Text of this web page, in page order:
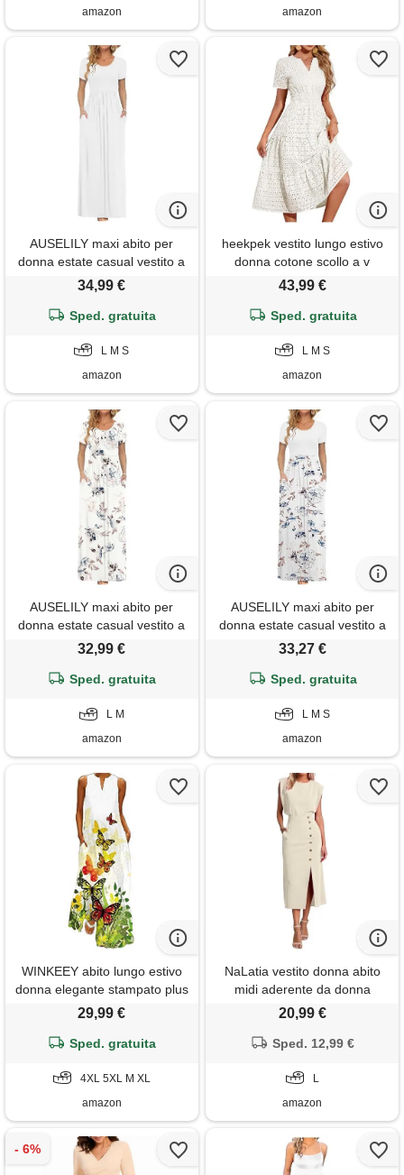
vacanza
amazon amazon
AUSELILY maxi abito per
donna estate casual vestito a
maniche corte per gonna
34,99 €
Sped. gratuita
L M S
amazon
heekpek vestito lungo estivo
donna cotone scollo a v
elegante abito vita alta a line
curvy con tasche, bianco, s
43,99 €
Sped. gratuita
L M S
amazon
AUSELILY maxi abito per
donna estate casual vestito a
maniche corte per gonna
32,99 €
Sped. gratuita
L M
amazon
AUSELILY maxi abito per
donna estate casual vestito a
maniche corte per gonna
bianco l
33,27 €
Sped. gratuita
L M S
amazon
WINKEEY abito lungo estivo
donna elegante stampato plus
size senza maniche con
29,99 €
Sped. gratuita
4XL 5XL M XL
amazon
NaLatia vestito donna abito
midi aderente da donna
elegante abiti tubino
e bottoni laterali vestiti lungo
tasche da cerimonia
20,99 €
Sped. 12,99 €
L
amazon